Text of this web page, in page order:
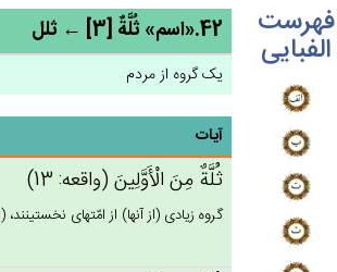
فهرست
الفبایی 42.«اسم» ثُلَّة‌ٌ [3] ← ثلل
یک گروه از مردم
آیات
ثُلَّة‌ٌ مِن‌َ الْأَوَّلِين‌َ (واقعه: 13)
گروه زيادى (از آنها) از امّتهاى نخستينند، (13)